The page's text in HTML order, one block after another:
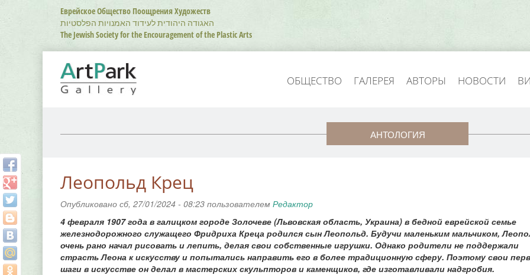
Еврейское Общество Поощрения Художеств
האגודה היהודית לעידוד האמנויות הפלסטיות
The Jewish Society for the Encouragement of the Plastic Arts
ОБЩЕСТВО ГАЛЕРЕЯ АВТОРЫ НОВОСТИ
АНТОЛОГИЯ
Леопольд Крец
Опубликовано сб, 27/01/2024 - 08:23 пользователем Редактор
4 февраля 1907 года в галицком городе Золочеве (Львовская область, Украина) в бедной еврейской семье
железнодорожного служащего Фридриха Креца родился сын Леопольд. Будучи маленьким мальчиком,
очень рано начал рисовать и лепить, делая свои собственные игрушки. Однако родители не поддержали
страсть Леона к искусству и попытались направить его в более традиционную сферу. Поэтому свои
шаги в искусстве он делал в мастерских скульпторов и каменщиков, где изготавливали надгробия.